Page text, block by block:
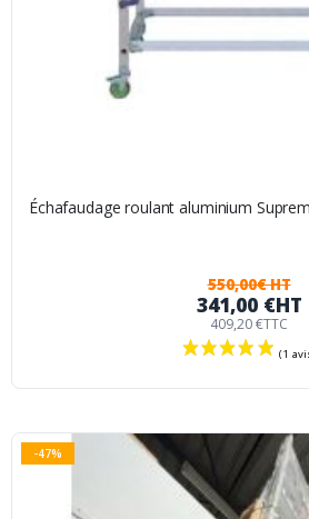
Échafaudage roulant aluminium
550,00€ HT
341,00 €HT
409,20 €TTC
-47%